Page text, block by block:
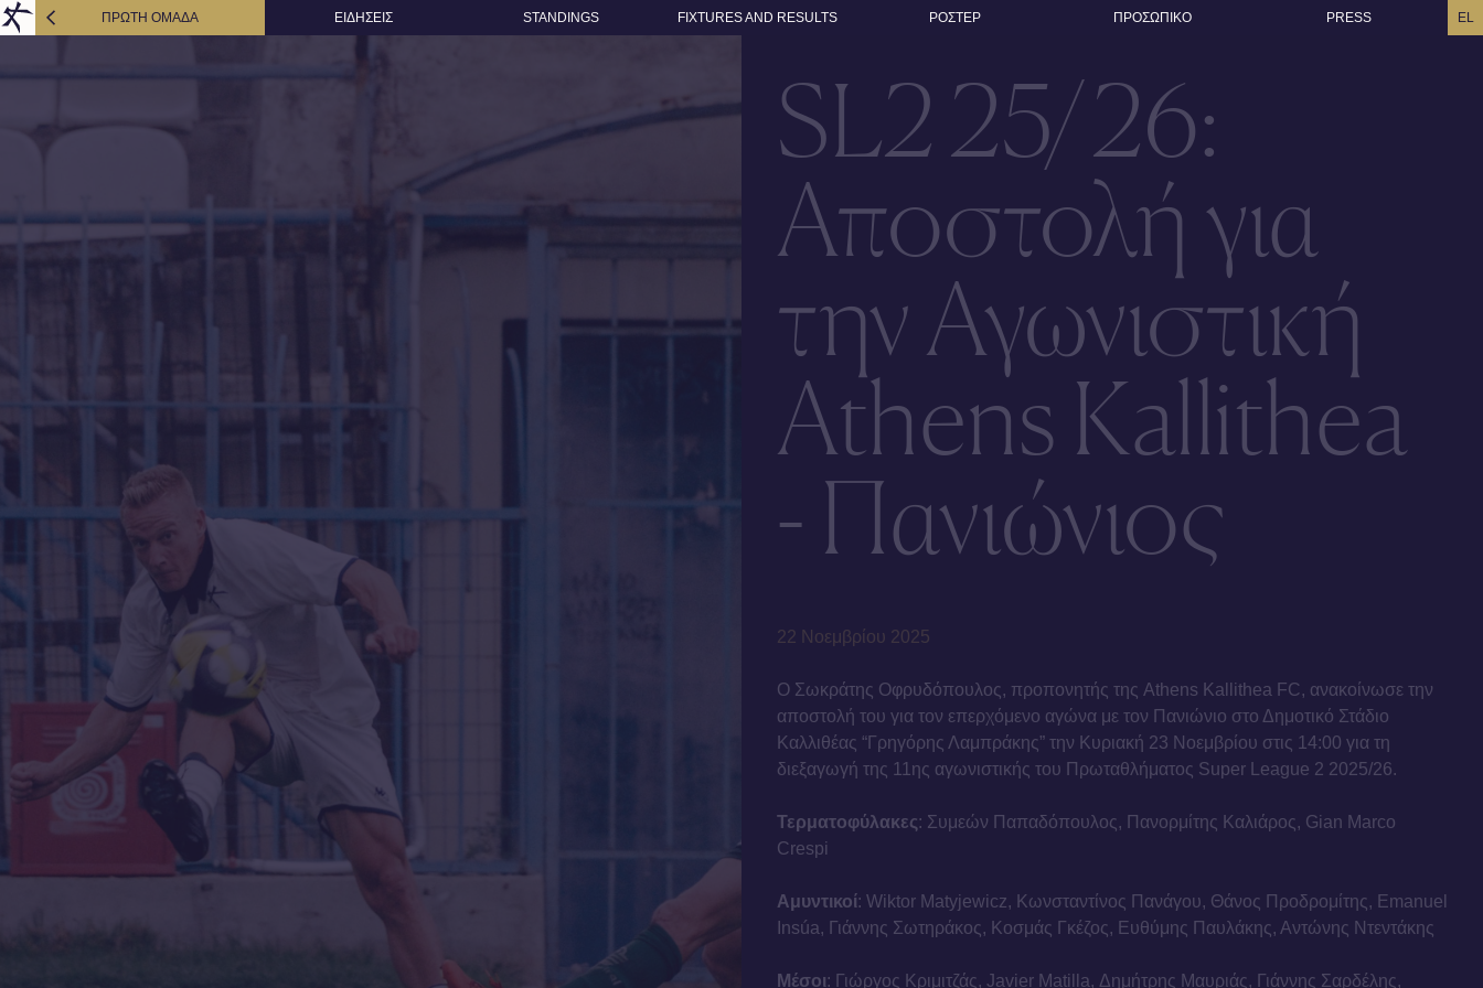
ΠΡΩΤΗ ΟΜΑΔΑ ΕΙΔΗΣΕΙΣ STANDINGS FIXTURES AND RESULTS ΡΟΣΤΕΡ ΠΡΟΣΩΠΙΚO PRESS EL
SL2 25/26:
Αποστολή για
την Αγωνιστική
Athens Kallithea
- Πανιώνιος
22 Νοεμβρίου 2025
Ο Σωκράτης Οφρυδόπουλος, προπονητής της Athens Kallithea FC, ανακοίνωσε την
αποστολή του για τον επερχόμενο αγώνα με τον Πανιώνιο στο Δημοτικό Στάδιο
Καλλιθέας “Γρηγόρης Λαμπράκης” την Κυριακή 23 Νοεμβρίου στις 14:00 για τη
διεξαγωγή της 11ης αγωνιστικής του Πρωταθλήματος Super League 2 2025/26.
Τερματοφύλακες: Συμεών Παπαδόπουλος, Πανορμίτης Καλιάρος, Gian Marco
Crespi
Αμυντικοί: Wiktor Matyjewicz, Κωνσταντίνος Πανάγου, Θάνος Προδρομίτης, Emanuel
Insúa, Γιάννης Σωτηράκος, Κοσμάς Γκέζος, Ευθύμης Παυλάκης, Αντώνης Ντεντάκης
Μέσοι: Γιώργος Κριμιτζάς, Javier Matilla, Δημήτρης Μαυριάς, Γιάννης Σαρδέλης,